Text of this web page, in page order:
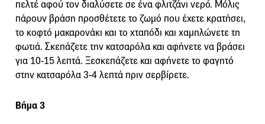
πελτέ αφού τον διαλύσετε σε ένα φλιτζάνι νερό. Μόλις
πάρουν βράση προσθέτετε το ζωμό που έχετε κρατήσει,
το κοφτό μακαρονάκι και το χταπόδι και χαμηλώνετε τη
φωτιά. Σκεπάζετε την κατσαρόλα και αφήνετε να βράσει
για 10-15 λεπτά. Ξεσκεπάζετε και αφήνετε το φαγητό
στην κατσαρόλα 3-4 λεπτά πριν σερβίρετε.
Βήμα 3